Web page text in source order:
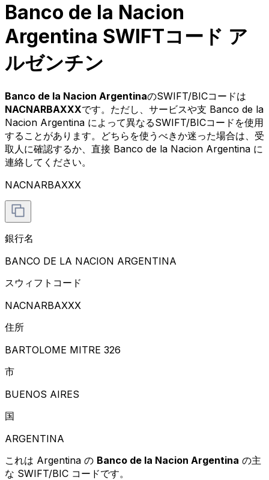
Banco de la Nacion
Argentina SWIFTコード ア
ルゼンチン
Banco de la Nacion ArgentinaのSWIFT/BICコードは
NACNARBAXXXです。ただし、サービスや支 Banco de la
Nacion Argentina によって異なるSWIFT/BICコードを使用
することがあります。どちらを使うべきか迷った場合は、受
取人に確認するか、直接 Banco de la Nacion Argentina に
連絡してください。
NACNARBAXXX
銀行名
BANCO DE LA NACION ARGENTINA
スウィフトコード
NACNARBAXXX
住所
BARTOLOME MITRE 326
市
BUENOS AIRES
国
ARGENTINA
これは Argentina の Banco de la Nacion Argentina の主
な SWIFT/BIC コードです。